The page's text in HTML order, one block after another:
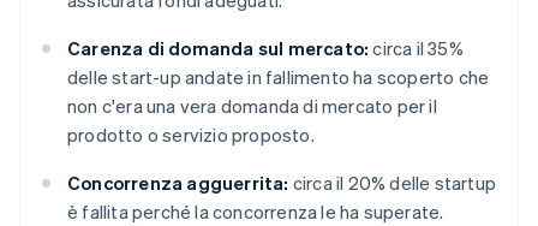
Carenza di domanda sul mercato: circa il 35%
delle start-up andate in fallimento ha scoperto che
non c'era una vera domanda di mercato per il
prodotto o servizio proposto.
Concorrenza agguerrita: circa il 20% delle startup
è fallita perché la concorrenza le ha superate.